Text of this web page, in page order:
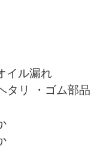
イル漏れ
タリ ・ゴム部品